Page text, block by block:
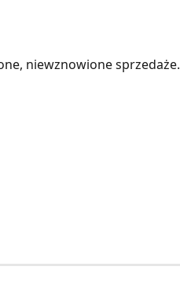
niewznowione sprzedaże.